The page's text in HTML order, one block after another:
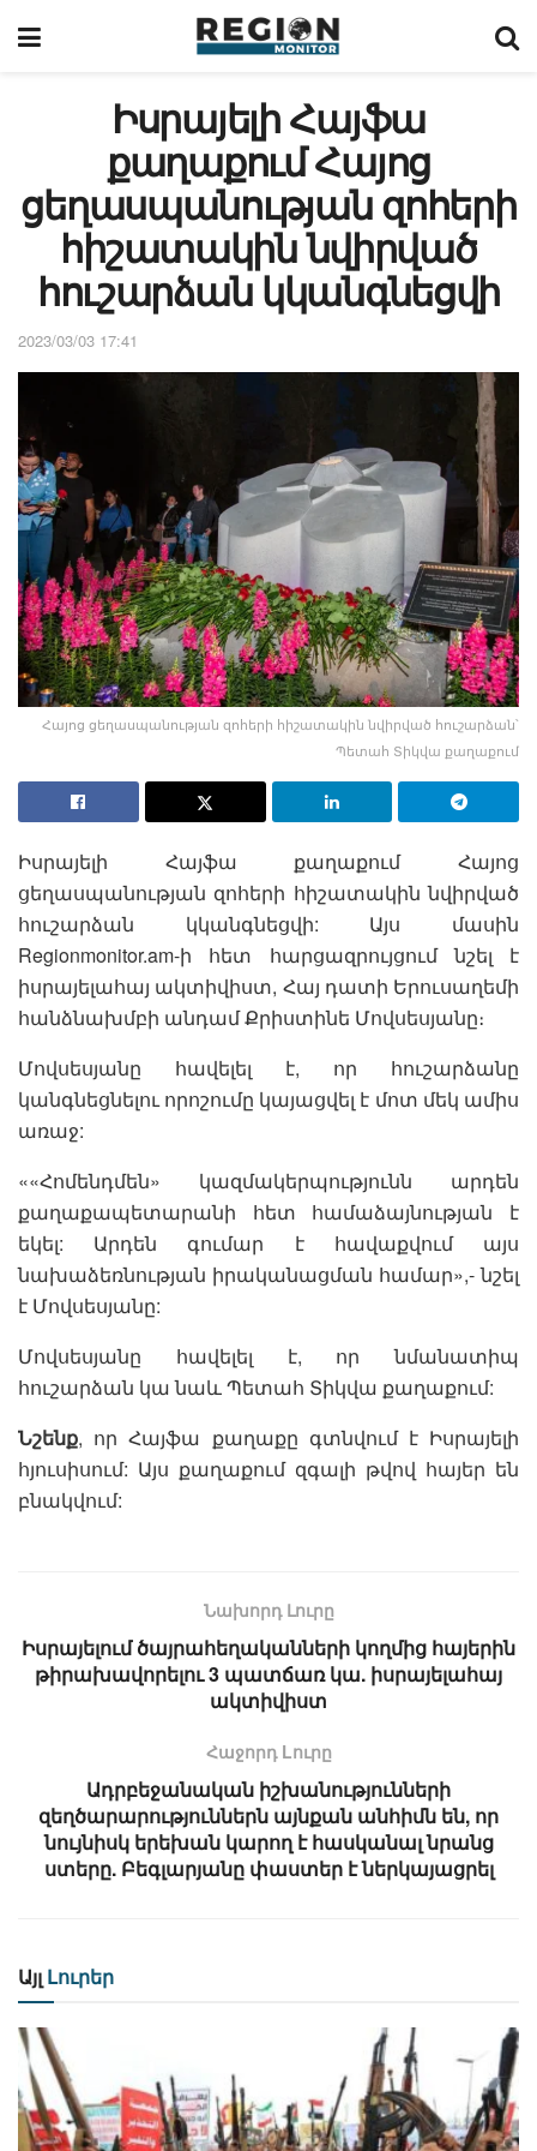
Իսրայելի Հայֆա
քաղաքում Հայոց
ցեղասպանության զոհերի
հիշատակին նվիրված
հուշարձան կկանգնեցվի
2023/03/03 17:41
Հայոց ցեղասպանության զոհերի հիշատակին նվիրված հուշարձան՝
Պետահ Տիկվա քաղաքում
Իսրայելի Հայֆա քաղաքում Հայոց
ցեղասպանության զոհերի հիշատակին նվիրված
հուշարձան կկանգնեցվի: Այս մասին
Regionmonitor.am-ի հետ հարցազրույցում նշել է
իսրայելահայ ակտիվիստ, Հայ դատի Երուսաղեմի
հանձնախմբի անդամ Քրիստինե Մովսեսյանը։
Մովսեսյանը հավելել է, որ հուշարձանը
կանգնեցնելու որոշումը կայացվել է մոտ մեկ ամիս
առաջ:
««Հոմենդմեն» կազմակերպությունն արդեն
քաղաքապետարանի հետ համաձայնության է
եկել: Արդեն գումար է հավաքվում այս
նախաձեռնության իրականացման համար»,- նշել
է Մովսեսյանը:
Մովսեսյանը հավելել է, որ նմանատիպ
հուշարձան կա նաև Պետահ Տիկվա քաղաքում:
Նշենք, որ Հայֆա քաղաքը գտնվում է Իսրայելի
հյուսիսում: Այս քաղաքում զգալի թվով հայեր են
բնակվում:
Նախորդ Լուրը
Իսրայելում ծայրահեղականների կողմից հայերին
թիրախավորելու 3 պատճառ կա. իսրայելահայ
ակտիվիստ
Հաջորդ Lուրը
Ադրբեջանական իշխանությունների
զեղծարարություններն այնքան անհիմն են, որ
նույնիսկ երեխան կարող է հասկանալ նրանց
ստերը. Բեգլարյանը փաստեր է ներկայացրել
Այլ Լուրեր